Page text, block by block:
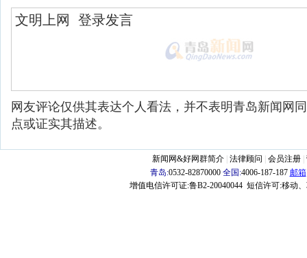
网友评论仅供其表达个人看法，并不表明青岛新闻网
点或证实其描述。